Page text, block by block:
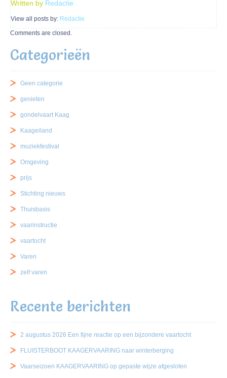
Written by Redactie
View all posts by: Redactie
Comments are closed.
Categorieën
Geen categorie
genieten
gondelvaart Kaag
Kaageiland
muziekfestival
Omgeving
prijs
Stichting nieuws
Thuisbasis
vaarinstructie
vaartocht
Varen
zelf varen
Recente berichten
2 augustus 2026 Een fijne reactie op een bijzondere vaartocht
FLUISTERBOOT KAAGERVAARING naar winterberging
Vaarseizoen KAAGERVAARING op gepaste wijze afgesloten